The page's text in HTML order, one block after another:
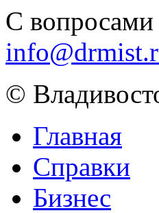
С вопросами
©
Главная
Справки
Бизнес